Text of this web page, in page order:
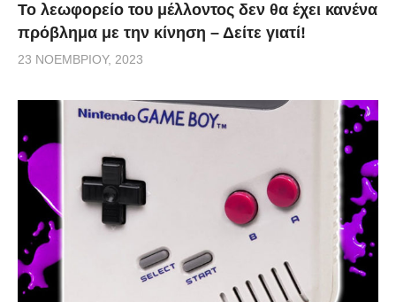
Το λεωφορείο του μέλλοντος δεν θα έχει κανένα
πρόβλημα με την κίνηση – Δείτε γιατί!
23 ΝΟΕΜΒΡΊΟΥ, 2023